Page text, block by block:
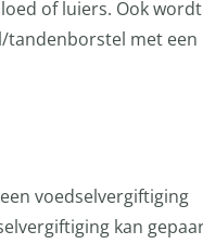
of luiers. Ook wordt
tandenborstel met een
voedselvergiftiging
kan